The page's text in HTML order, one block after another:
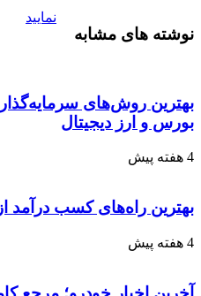
نوشته های مشابه
بورس و ارز دیجیتال
4 هفته پیش
بهترین راه‌های کسب درآمد از
4 هفته پیش
نمایید